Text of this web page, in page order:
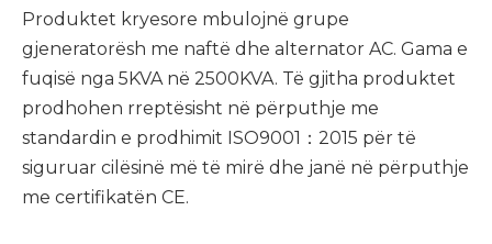
Produktet kryesore mbulojnë grupe
gjeneratorësh me naftë dhe alternator AC. Gama e
fuqisë nga 5KVA në 2500KVA. Të gjitha produktet
prodhohen rreptësisht në përputhje me
standardin e prodhimit ISO9001：2015 për të
siguruar cilësinë më të mirë dhe janë në përputhje
me certifikatën CE.